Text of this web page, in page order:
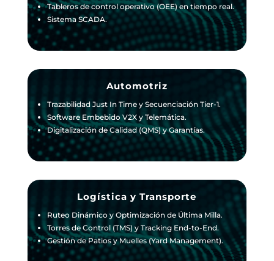
Tableros de control operativo (OEE) en tiempo real.
Sistema SCADA.
Automotriz
Trazabilidad Just In Time y Secuenciación Tier-1.
Software Embebido V2X y Telemática.
Digitalización de Calidad (QMS) y Garantías.
Logística y Transporte
Ruteo Dinámico y Optimización de Última Milla.
Torres de Control (TMS) y Tracking End-to-End.
Gestión de Patios y Muelles (Yard Management).